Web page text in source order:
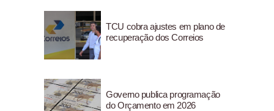
TCU cobra ajustes em plano de
recuperação dos Correios
Governo publica programação
do Orçamento em 2026